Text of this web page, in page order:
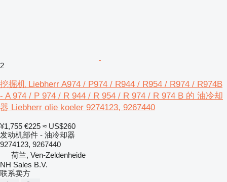
2
挖掘机 Liebherr A974 / P974 / R944 / R954 / R974 / R974B
- A 974 / P 974 / R 944 / R 954 / R 974 / R 974 B 的 油冷却
器 Liebherr olie koeler 9274123, 9267440
¥1,755 €225 ≈ US$260
发动机部件 - 油冷却器
9274123, 9267440
荷兰, Ven-Zeldenheide
NH Sales B.V.
联系卖方